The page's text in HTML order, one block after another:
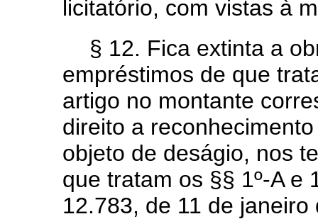
licitatório, com vistas à
§ 12. Fica extinta a
empréstimos de que
artigo no montante
direito a
objeto de deságio, nos
que tratam os §§ 1º-A e
12.783, de 11 de